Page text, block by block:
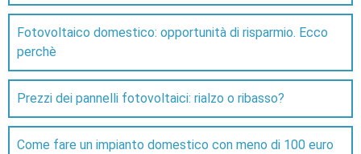
Fotovoltaico domestico: opportunità di risparmio. Ecco
perchè
Prezzi dei pannelli fotovoltaici: rialzo o ribasso?
Come fare un impianto domestico con meno di 100 euro